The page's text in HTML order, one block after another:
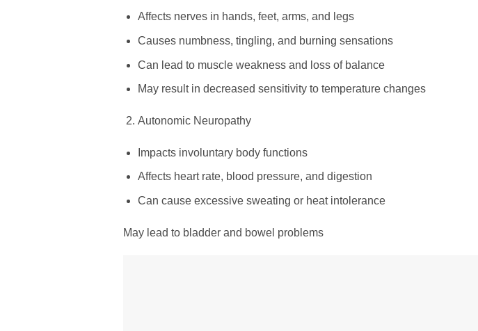
Affects nerves in hands, feet, arms, and legs
Causes numbness, tingling, and burning sensations
Can lead to muscle weakness and loss of balance
May result in decreased sensitivity to temperature changes
Autonomic Neuropathy
Impacts involuntary body functions
Affects heart rate, blood pressure, and digestion
Can cause excessive sweating or heat intolerance
May lead to bladder and bowel problems